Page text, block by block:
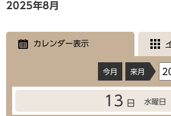
2025年8月
カレンダー表示
今月 来月
13 日 水曜日